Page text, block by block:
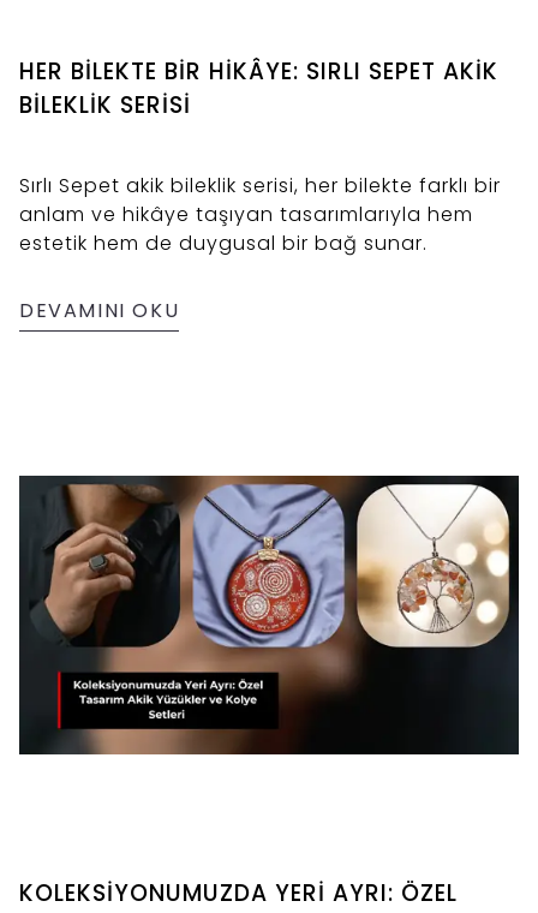
HER BİLEKTE BİR HİKÂYE: SIRLI SEPET AKİK
BİLEKLİK SERİSİ
Sırlı Sepet akik bileklik serisi, her bilekte farklı bir
anlam ve hikâye taşıyan tasarımlarıyla hem
estetik hem de duygusal bir bağ sunar.
DEVAMINI OKU
KOLEKSİYONUMUZDA YERİ AYRI: ÖZEL